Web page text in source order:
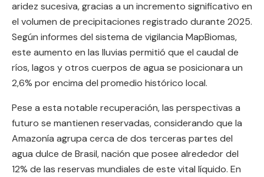
aridez sucesiva, gracias a un incremento significativo en
el volumen de precipitaciones registrado durante 2025.
Según informes del sistema de vigilancia MapBiomas,
este aumento en las lluvias permitió que el caudal de
ríos, lagos y otros cuerpos de agua se posicionara un
2,6% por encima del promedio histórico local.
Pese a esta notable recuperación, las perspectivas a
futuro se mantienen reservadas, considerando que la
Amazonía agrupa cerca de dos terceras partes del
agua dulce de Brasil, nación que posee alrededor del
12% de las reservas mundiales de este vital líquido. En